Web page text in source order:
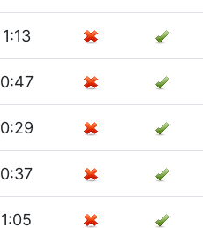
1:13
0:47
0:29
0:37
1:05